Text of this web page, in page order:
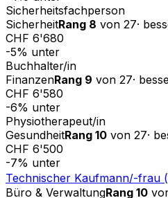
Sicherheitsfachperson
SicherheitRang 8 von 27·
CHF 6'680
-5% unter
Buchhalter/in
FinanzenRang 9 von 27·
CHF 6'580
-6% unter
Physiotherapeut/in
GesundheitRang 10 von 27·
CHF 6'500
-7% unter
Technischer Kaufmann/-frau
Büro & VerwaltungRang 10